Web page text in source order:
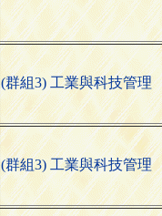
(群組3) 工業與科技管理
(群組3) 工業與科技管理